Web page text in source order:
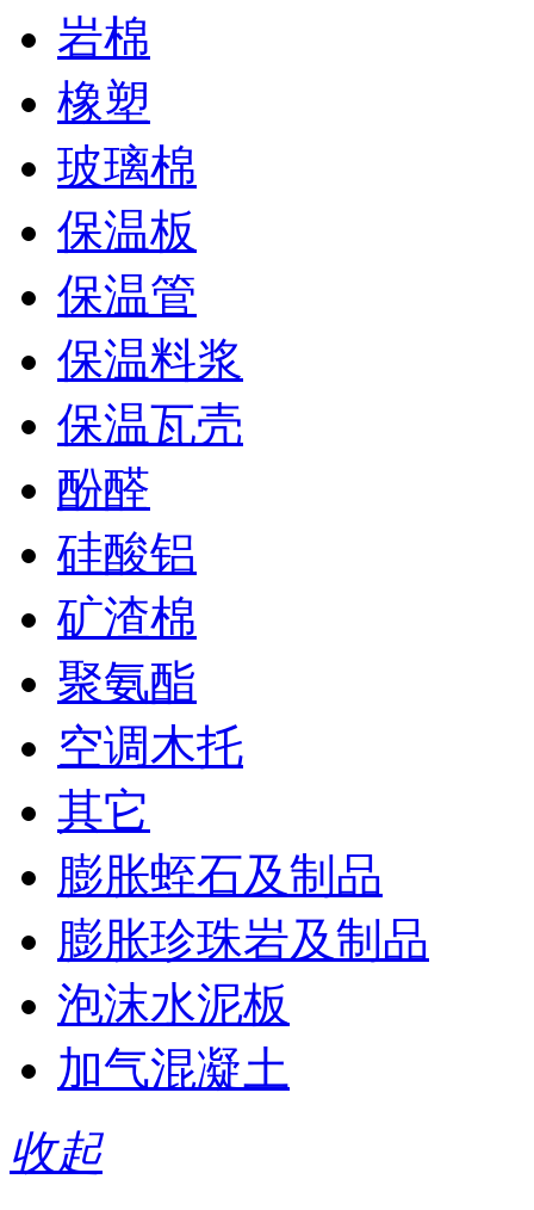
岩棉
橡塑
玻璃棉
保温板
保温管
保温料浆
保温瓦壳
酚醛
硅酸铝
矿渣棉
聚氨酯
空调木托
其它
膨胀蛭石及制品
膨胀珍珠岩及制品
泡沫水泥板
加气混凝土
收起